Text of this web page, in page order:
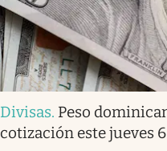
Divisas. Peso
cotización este jueves